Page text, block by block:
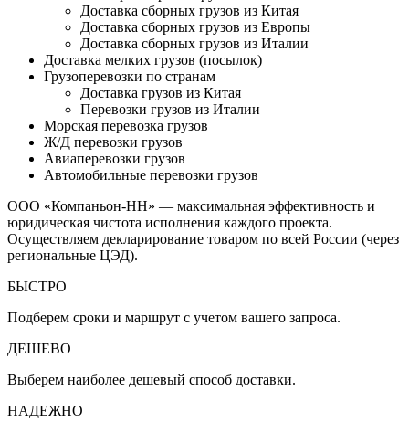
Доставка сборных грузов из Китая
Доставка сборных грузов из Европы
Доставка сборных грузов из Италии
Доставка мелких грузов (посылок)
Грузоперевозки по странам
Доставка грузов из Китая
Перевозки грузов из Италии
Морская перевозка грузов
Ж/Д перевозки грузов
Авиаперевозки грузов
Автомобильные перевозки грузов
ООО «Компаньон-НН» — максимальная эффективность и
юридическая чистота исполнения каждого проекта.
Осуществляем декларирование товаром по всей России (через
региональные ЦЭД).
БЫСТРO
Подберем сроки и маршрут с учетом вашего запроса.
ДЕШЕВО
Выберем наиболее дешевый способ доставки.
НАДЕЖНО